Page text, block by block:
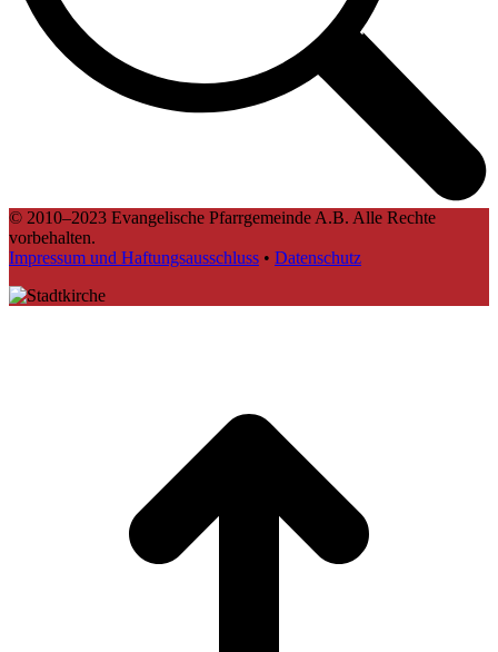
© 2010–2023 Evangelische Pfarrgemeinde A.B. Alle Rechte
vorbehalten.
Impressum und Haftungsausschluss • Datenschutz